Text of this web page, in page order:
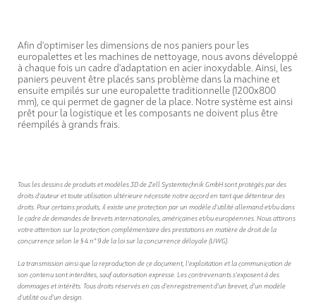
Afin d'optimiser les dimensions de nos paniers pour les
europalettes et les machines de nettoyage, nous avons développé
à chaque fois un cadre d'adaptation en acier inoxydable. Ainsi, les
paniers peuvent être placés sans problème dans la machine et
ensuite empilés sur une europalette traditionnelle (1200x800
mm), ce qui permet de gagner de la place. Notre système est ainsi
prêt pour la logistique et les composants ne doivent plus être
réempilés à grands frais.
Tous les dessins de produits et modèles 3D de Zell Systemtechnik GmbH sont protégés par des
droits d'auteur et toute utilisation ultérieure nécessite notre accord en tant que détenteur des
droits. Pour certains produits, il existe une protection par un modèle d'utilité allemand et/ou dans
le cadre de demandes de brevets internationales, américaines et/ou européennes. Nous attirons
votre attention sur la protection complémentaire des prestations en matière de droit de la
concurrence selon le § 4 n° 9 de la loi sur la concurrence déloyale (UWG).
La transmission ainsi que la reproduction de ce document, l'exploitation et la communication de
son contenu sont interdites, sauf autorisation expresse. Les contrevenants s'exposent à des
dommages et intérêts. Tous droits réservés en cas d'enregistrement d'un brevet, d'un modèle
d'utilité ou d'un design.